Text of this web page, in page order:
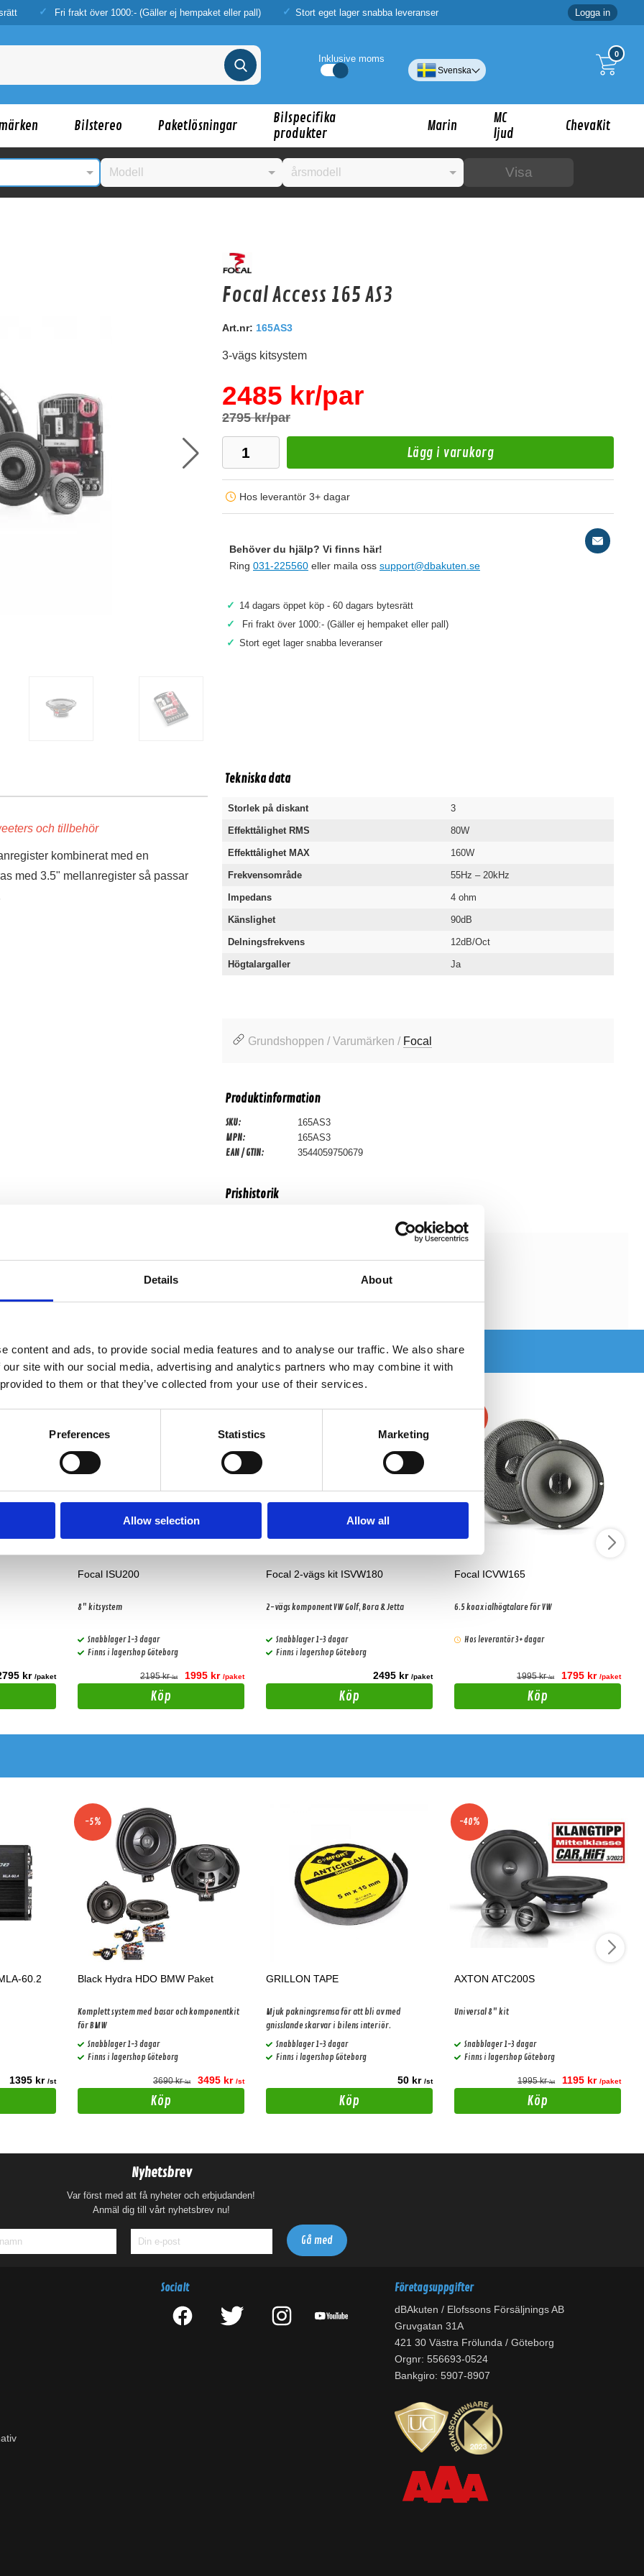
Details About
content and ads, to provide social media features and to analyse our traffic. We also share
site with our social media, advertising and analytics partners who may combine it with
to them or that they’ve collected from your use of their services.
Preferences Statistics Marketing
Allow selection Allow all
Fri frakt över 1000:- (Gäller ej hempaket eller pall) Stort eget lager snabba leveranser Logga in
0
Inklusive moms
Svenska
Bilstereo Paketlösningar
Bilspecifika
produkter
Marin
MC
ljud
ChevaKit
Visa
någon av dessa produkter kan intressera dig?
Focal Access 165 AS3
Art.nr: 165AS3
3-vägs kitsystem
2485 kr/par
2795 kr/par
Lägg i varukorg
Hos leverantör 3+ dagar
Behöver du hjälp? Vi finns här!
Ring 031-225560 eller maila oss support@dbakuten.se
✓ 14 dagars öppet köp - 60 dagars bytesrätt
✓ Fri frakt över 1000:- (Gäller ej hempaket eller pall)
✓ Stort eget lager snabba leveranser
och tillbehör
kombinerat med en
med 3.5" mellanregister så passar
Tekniska data
Storlek på diskant 3
Effekttålighet RMS 80W
Effekttålighet MAX 160W
Frekvensområde 55Hz – 20kHz
Impedans 4 ohm
Känslighet 90dB
Delningsfrekvens 12dB/Oct
Högtalargaller Ja
Grundshoppen / Varumärken / Focal
Produktinformation
SKU: 165AS3
MPN: 165AS3
EAN / GTIN: 3544059750679
Prishistorik
Lägsta pris de senaste 30 dagarna är 2485 kr
Recensioner
kr /paket
Focal ISU200
8" kitsystem
Snabblager 1-3 dagar
Finns i lagershop Göteborg
2195 kr/st 1995 kr /paket
Köp
Focal 2-vägs kit ISVW180
2-vägs komponent VW Golf, Bora & Jetta
Snabblager 1-3 dagar
Finns i lagershop Göteborg
2495 kr /paket
Köp
Focal ICVW165
6.5 koaxialhögtalare för VW
Hos leverantör 3+ dagar
1995 kr/st 1795 kr /paket
Köp
60.2
1395 kr /st
-5%
Black Hydra HDO BMW Paket
Komplett system med basar och komponentkit
för BMW
Snabblager 1-3 dagar
Finns i lagershop Göteborg
3690 kr/st 3495 kr /st
Köp
GRILLON TAPE
Mjuk pakningsremsa för att bli av med
gnisslande skarvar i bilens interiör.
Snabblager 1-3 dagar
Finns i lagershop Göteborg
50 kr /st
Köp
-40%
AXTON ATC200S
Universal 8" kit
Snabblager 1-3 dagar
Finns i lagershop Göteborg
1995 kr/st 1195 kr /paket
Köp
Nyhetsbrev
Var först med att få nyheter och erbjudanden!
Anmäl dig till vårt nyhetsbrev nu!
Socialt Företagsuppgifter
dBAkuten / Elofssons Försäljnings AB
Gruvgatan 31A
421 30 Västra Frölunda / Göteborg
Orgnr: 556693-0524
Bankgiro: 5907-8907